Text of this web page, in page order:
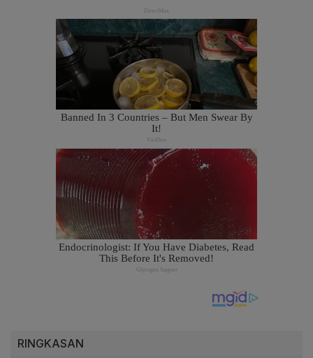
RINGKASAN